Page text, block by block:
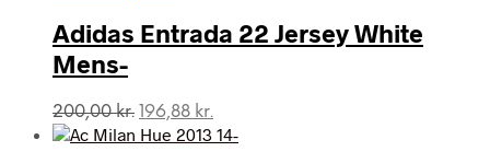
500,00 kr.. 473,97 kr..
Adidas Entrada 22 Jersey White
Mens-
200,00kr. Den
oprindelige
196,88 kr.
aktuelle